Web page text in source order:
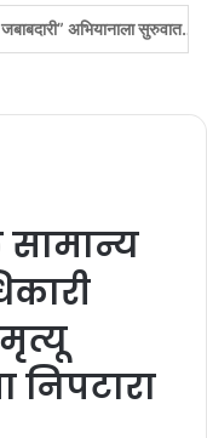
सुरुवात…! ढोमणे येथे
निपटारा